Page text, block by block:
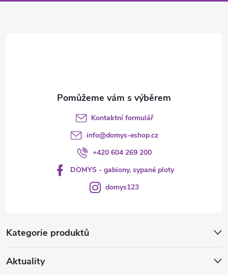
Kategorie produktů
Aktuality
Kontaktní formulář
info@domys-eshop.cz
+420 604 269 200
DOMYS - gabiony, sypané ploty
domys123